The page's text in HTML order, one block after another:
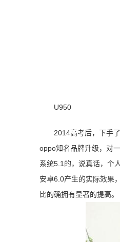
U950
2014高考后，下手
oppo知名品牌升级，对
系统5.1的，说真话，个
安卓6.0产生的实际效果
比的确拥有显著的提高。